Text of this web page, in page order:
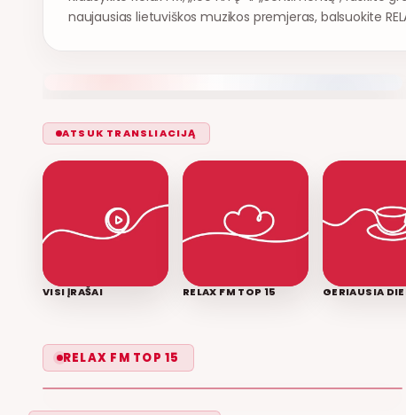
naujausias lietuviškos muzikos premjeras, balsuokite
ATSUK TRANSLIACIJĄ
VISI ĮRAŠAI RELAX FM TOP 15 GERIAUSIA
RELAX FM TOP 15
LEISK PRIPAŽINTI
GRUPĖ 2